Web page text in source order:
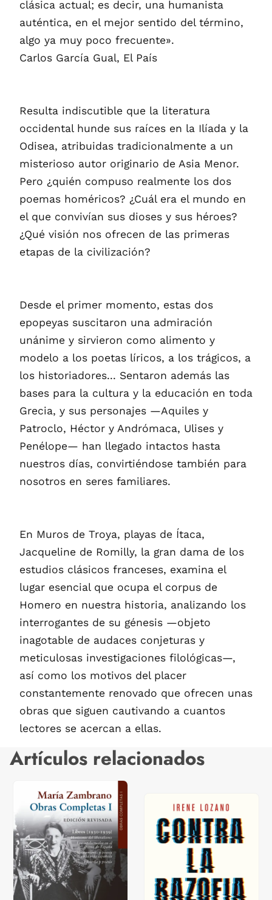
clásica actual; es decir, una humanista
auténtica, en el mejor sentido del término,
algo ya muy poco frecuente».
Carlos García Gual, El País
Resulta indiscutible que la literatura
occidental hunde sus raíces en la Ilíada y la
Odisea, atribuidas tradicionalmente a un
misterioso autor originario de Asia Menor.
Pero ¿quién compuso realmente los dos
poemas homéricos? ¿Cuál era el mundo en
el que convivían sus dioses y sus héroes?
¿Qué visión nos ofrecen de las primeras
etapas de la civilización?
Desde el primer momento, estas dos
epopeyas suscitaron una admiración
unánime y sirvieron como alimento y
modelo a los poetas líricos, a los trágicos, a
los historiadores... Sentaron además las
bases para la cultura y la educación en toda
Grecia, y sus personajes —Aquiles y
Patroclo, Héctor y Andrómaca, Ulises y
Penélope— han llegado intactos hasta
nuestros días, convirtiéndose también para
nosotros en seres familiares.
En Muros de Troya, playas de Ítaca,
Jacqueline de Romilly, la gran dama de los
estudios clásicos franceses, examina el
lugar esencial que ocupa el corpus de
Homero en nuestra historia, analizando los
interrogantes de su génesis —objeto
inagotable de audaces conjeturas y
meticulosas investigaciones filológicas—,
así como los motivos del placer
constantemente renovado que ofrecen unas
obras que siguen cautivando a cuantos
lectores se acercan a ellas.
Artículos relacionados